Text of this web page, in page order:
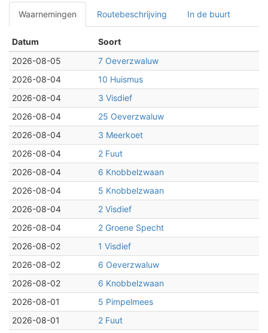
Waarnemingen Routebeschrijving In de buurt
Datum
Soort
2026-08-05
7 Oeverzwaluw
2026-08-04
10 Huismus
2026-08-04
3 Visdief
2026-08-04
25 Oeverzwaluw
2026-08-04
3 Meerkoet
2026-08-04
2 Fuut
2026-08-04
6 Knobbelzwaan
2026-08-04
5 Knobbelzwaan
2026-08-04
2 Visdief
2026-08-04
2 Groene Specht
2026-08-02
1 Visdief
2026-08-02
6 Oeverzwaluw
2026-08-02
6 Knobbelzwaan
2026-08-01
5 Pimpelmees
2026-08-01
2 Fuut